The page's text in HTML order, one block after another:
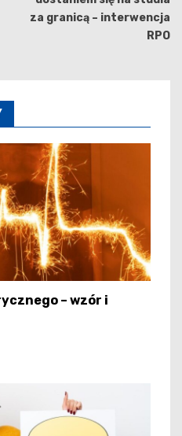
za granicą – interwencja
RPO
– wzór i